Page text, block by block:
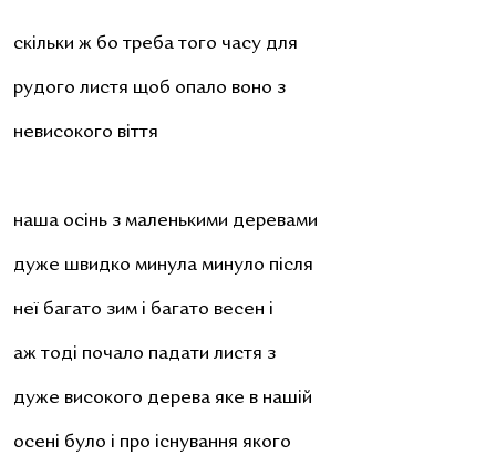
скільки ж бо треба того часу для
рудого листя щоб опало воно з
невисокого віття
наша осінь з маленькими деревами
дуже швидко минула минуло після
неї багато зим і багато весен і
аж тоді почало падати листя з
дуже високого дерева яке в нашій
осені було і про існування якого